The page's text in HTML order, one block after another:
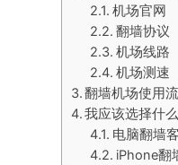
机场官网
翻墙协议
机场线路
机场测速
翻墙机场使用
我应该选择什
电脑翻墙
iPhone翻